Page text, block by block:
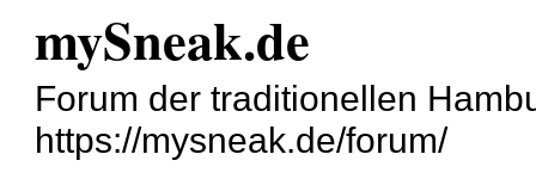
mySneak.de
Forum der traditionellen
https://mysneak.de/forum/